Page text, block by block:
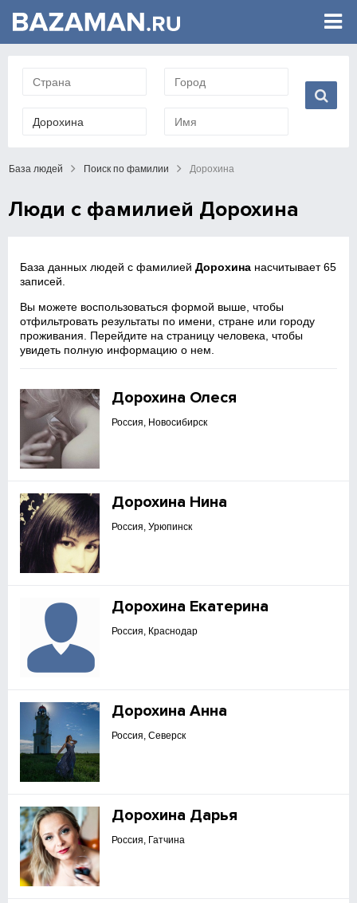
База людей Поиск по фамилии Дорохина
Люди с фамилией Дорохина
База данных людей с фамилиейДорохина насчитывает 65
записей.
Вы можете воспользоваться формой выше, чтобы
отфильтровать результаты по имени, стране или городу
проживания. Перейдите на страницу человека, чтобы
увидеть полную информацию о нем.
Дорохина Олеся
Россия, Новосибирск
Дорохина Нина
Россия, Урюпинск
Дорохина Екатерина
Россия, Краснодар
Дорохина Анна
Россия, Северск
Дорохина Дарья
Россия, Гатчина